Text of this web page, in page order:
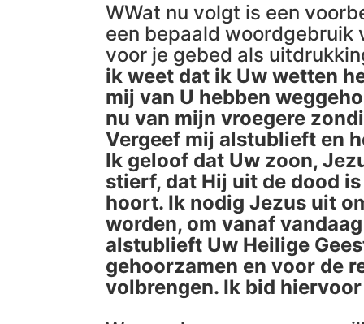
WWat nu volgt is een
een bepaald woordgebruik
voor je gebed als
ik weet dat ik Uw wetten
mij van U hebben
nu van mijn vroegere
Vergeef mij alstublieft en
Ik geloof dat Uw zoon,
stierf, dat Hij uit de dood
hoort. Ik nodig Jezus uit
worden, om vanaf
alstublieft Uw Heilige
gehoorzamen en voor de
volbrengen. Ik bid